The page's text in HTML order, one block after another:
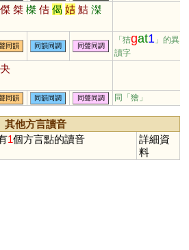
傑 桀 榤 佶 偈 姞 鮚 滐
同韻 同韻同調 同聲同調
「狤gat1 」的異
讀字
夬
同韻 同韻同調 同聲同調 同「獪 」
其他方言讀音
1個方言點的讀音
詳細資
料